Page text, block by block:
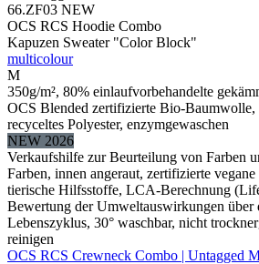
66.ZF03 NEW
OCS RCS Hoodie Combo
Kapuzen Sweater "Color Block"
multicolour
M
350g/m², 80% einlaufvorbehandelte
OCS Blended zertifizierte Bio-Baumwolle,
recyceltes Polyester, enzymgewaschen
NEW 2026
Verkaufshilfe zur Beurteilung von Farben
Farben, innen angeraut, zertifizierte
tierische Hilfsstoffe, LCA-Berechnung
Bewertung der Umweltauswirkungen über
Lebenszyklus, 30° waschbar, nicht
reinigen
OCS RCS Crewneck Combo | Untagged